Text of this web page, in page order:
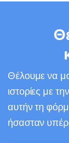
Θέλουμε να
ιστορίες με
αυτήν τη
ήσασταν